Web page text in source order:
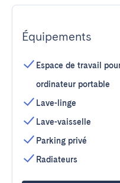
Équipements
Espace de travail
ordinateur portable
Lave-linge
Lave-vaisselle
Parking privé
Radiateurs